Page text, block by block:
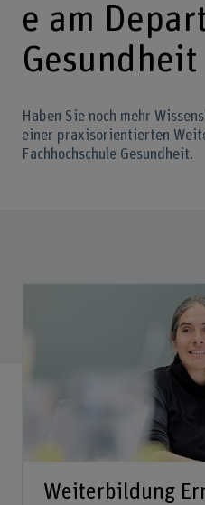
e am
Gesundheit
Haben Sie noch mehr
einer praxisorientierten
Fachhochschule Gesundheit.
Weiterbildung